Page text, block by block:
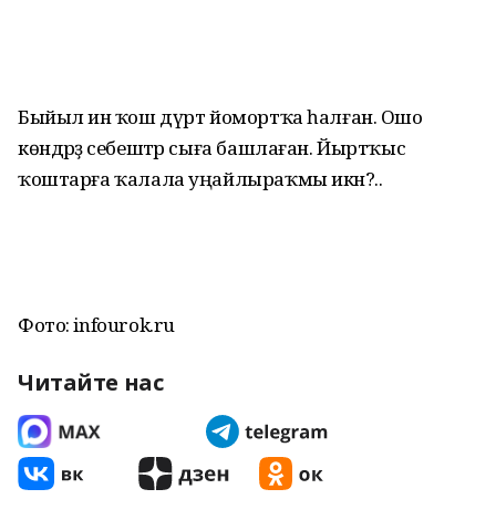
Быйыл инә ҡош дүрт йомортҡа һалған. Ошо
көндәрҙә себештәр сыға башлаған. Йыртҡыс
ҡоштарға ҡалала уңайлыраҡмы икән?..
Фото: infourok.ru
Читайте нас